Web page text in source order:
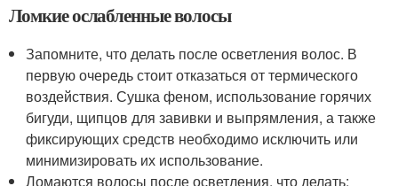
Ломкие ослабленные волосы
Запомните, что делать после осветления волос. В
первую очередь стоит отказаться от термического
воздействия. Сушка феном, использование горячих
бигуди, щипцов для завивки и выпрямления, а также
фиксирующих средств необходимо исключить или
минимизировать их использование.
Ломаются волосы после осветления, что делать: